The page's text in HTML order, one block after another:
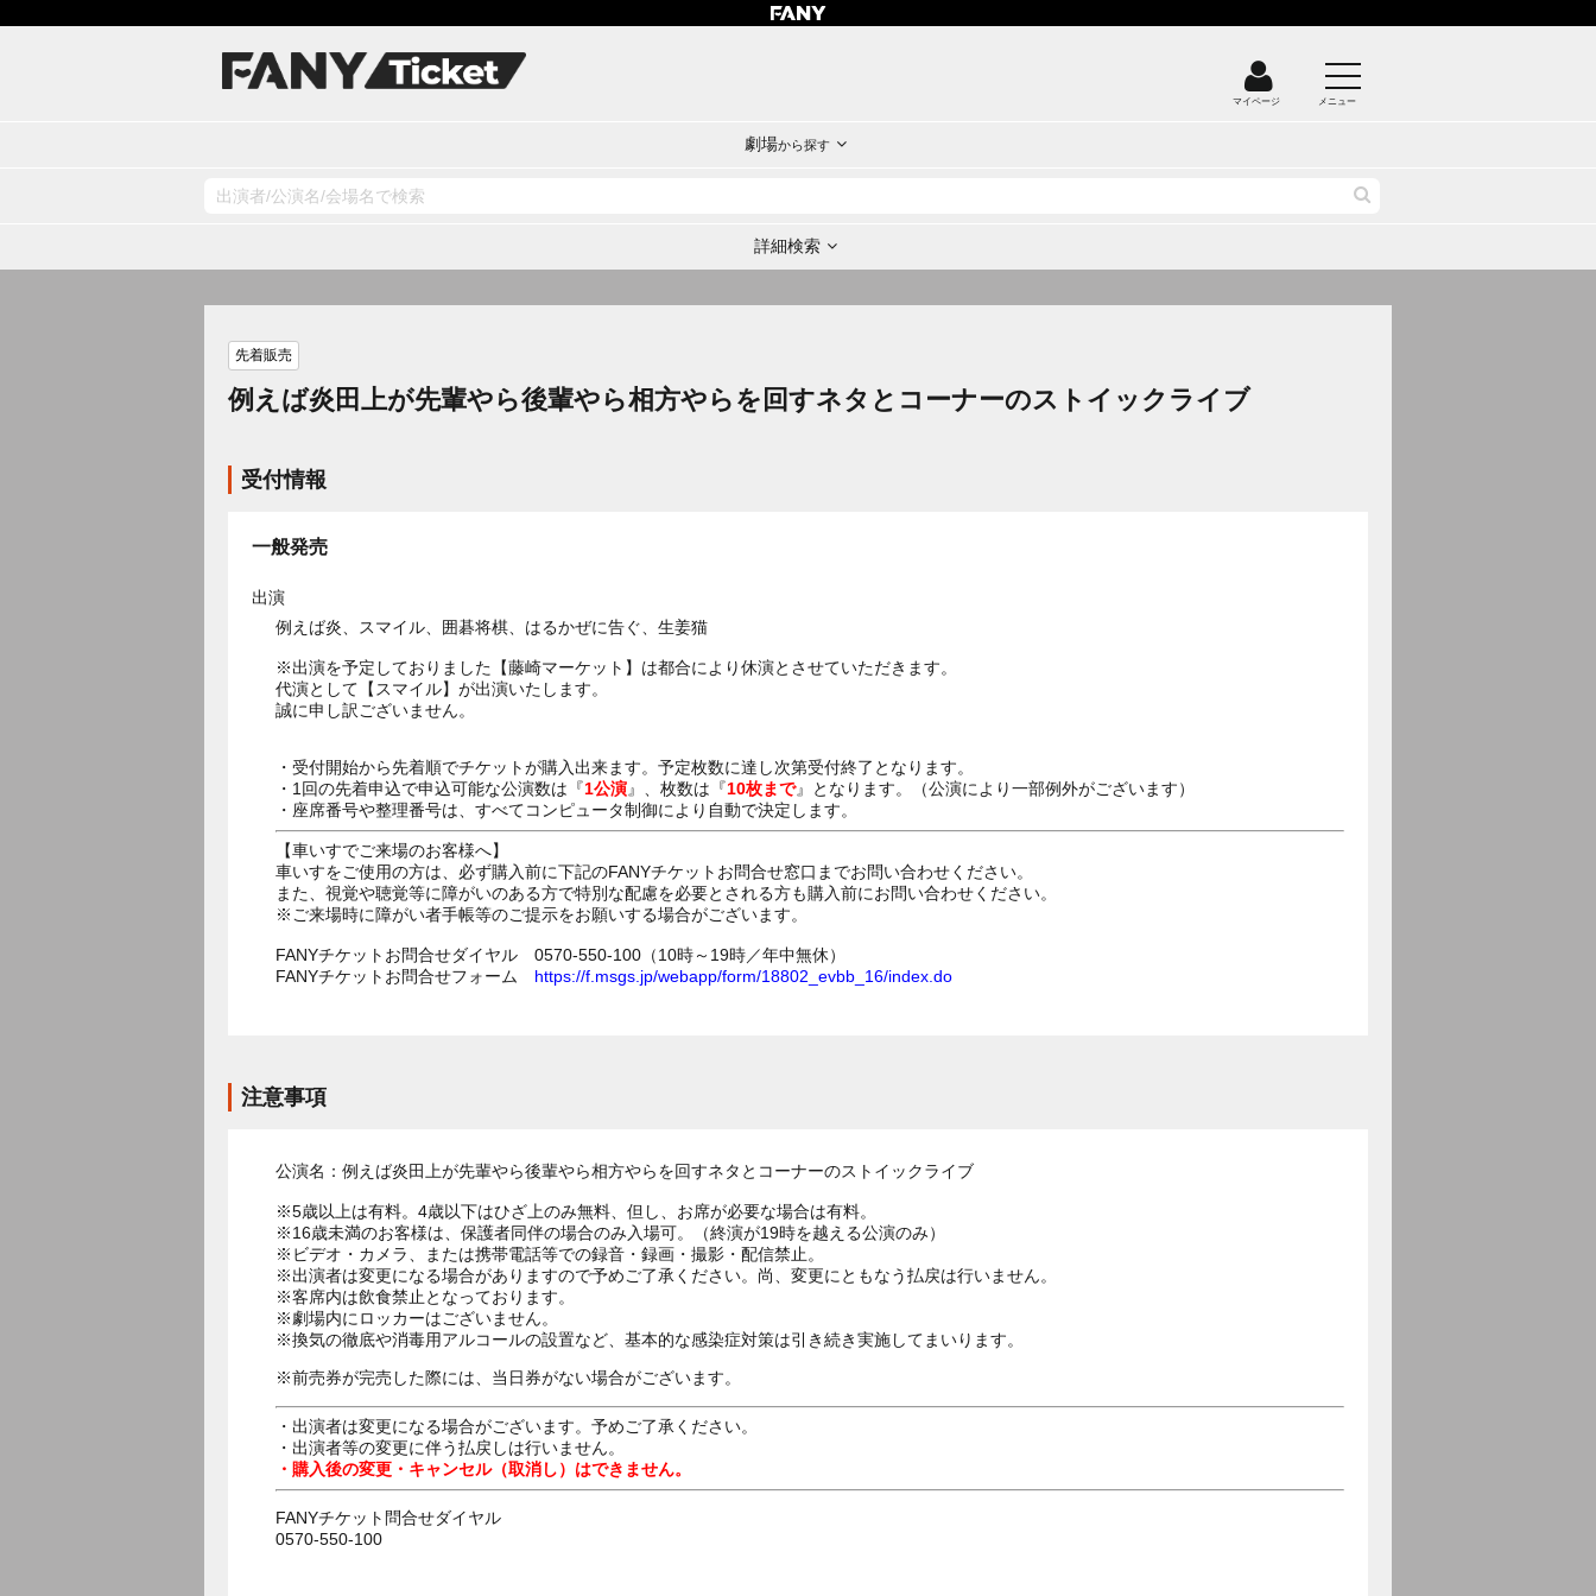
マイページ メニュー
劇場から探す
詳細検索
先着販売
例えば炎田上が先輩やら後輩やら相方やらを回すネタとコーナーのストイックライブ
受付情報
一般発売
出演
例えば炎、スマイル、囲碁将棋、はるかぜに告ぐ、生姜猫
※出演を予定しておりました【藤崎マーケット】は都合により休演とさせていただきます。
代演として【スマイル】が出演いたします。
誠に申し訳ございません。
・受付開始から先着順でチケットが購入出来ます。予定枚数に達し次第受付終了となります。
・1回の先着申込で申込可能な公演数は『1公演』、枚数は『10枚まで』となります。（公演により一部例外がございます）
・座席番号や整理番号は、すべてコンピュータ制御により自動で決定します。
【車いすでご来場のお客様へ】
車いすをご使用の方は、必ず購入前に下記のFANYチケットお問合せ窓口までお問い合わせください。
また、視覚や聴覚等に障がいのある方で特別な配慮を必要とされる方も購入前にお問い合わせください。
※ご来場時に障がい者手帳等のご提示をお願いする場合がございます。
FANYチケットお問合せダイヤル 0570-550-100（10時～19時／年中無休）
FANYチケットお問合せフォーム https://f.msgs.jp/webapp/form/18802_evbb_16/index.do
注意事項
公演名：例えば炎田上が先輩やら後輩やら相方やらを回すネタとコーナーのストイックライブ
※5歳以上は有料。4歳以下はひざ上のみ無料、但し、お席が必要な場合は有料。
※16歳未満のお客様は、保護者同伴の場合のみ入場可。（終演が19時を越える公演のみ）
※ビデオ・カメラ、または携帯電話等での録音・録画・撮影・配信禁止。
※出演者は変更になる場合がありますので予めご了承ください。尚、変更にともなう払戻は行いません。
※客席内は飲食禁止となっております。
※劇場内にロッカーはございません。
※換気の徹底や消毒用アルコールの設置など、基本的な感染症対策は引き続き実施してまいります。
※前売券が完売した際には、当日券がない場合がございます。
・出演者は変更になる場合がございます。予めご了承ください。
・出演者等の変更に伴う払戻しは行いません。
・購入後の変更・キャンセル（取消し）はできません。
FANYチケット問合せダイヤル
0570-550-100